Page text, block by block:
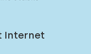
Internet